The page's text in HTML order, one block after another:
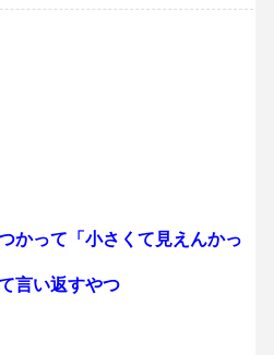
かって「小さくて見えんかっ
言い返すやつ